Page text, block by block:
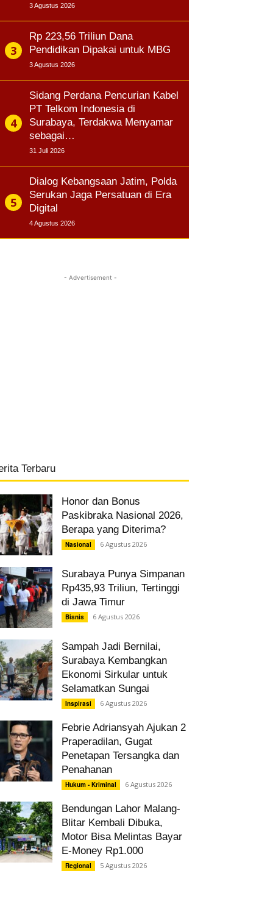
3 Agustus 2026
Rp 223,56 Triliun Dana
Pendidikan Dipakai untuk MBG
3 Agustus 2026
Sidang Perdana Pencurian Kabel
PT Telkom Indonesia di
Surabaya, Terdakwa Menyamar
sebagai…
31 Juli 2026
Dialog Kebangsaan Jatim, Polda
Serukan Jaga Persatuan di Era
Digital
4 Agustus 2026
- Advertisement -
Terbaru
Honor dan Bonus
Paskibraka Nasional 2026,
Berapa yang Diterima?
Nasional 6 Agustus 2026
Surabaya Punya Simpanan
Rp435,93 Triliun, Tertinggi
di Jawa Timur
Bisnis 6 Agustus 2026
Sampah Jadi Bernilai,
Surabaya Kembangkan
Ekonomi Sirkular untuk
Selamatkan Sungai
Inspirasi 6 Agustus 2026
Febrie Adriansyah Ajukan 2
Praperadilan, Gugat
Penetapan Tersangka dan
Penahanan
Hukum - Kriminal 6 Agustus 2026
Bendungan Lahor Malang-
Blitar Kembali Dibuka,
Motor Bisa Melintas Bayar
E-Money Rp1.000
Regional 5 Agustus 2026